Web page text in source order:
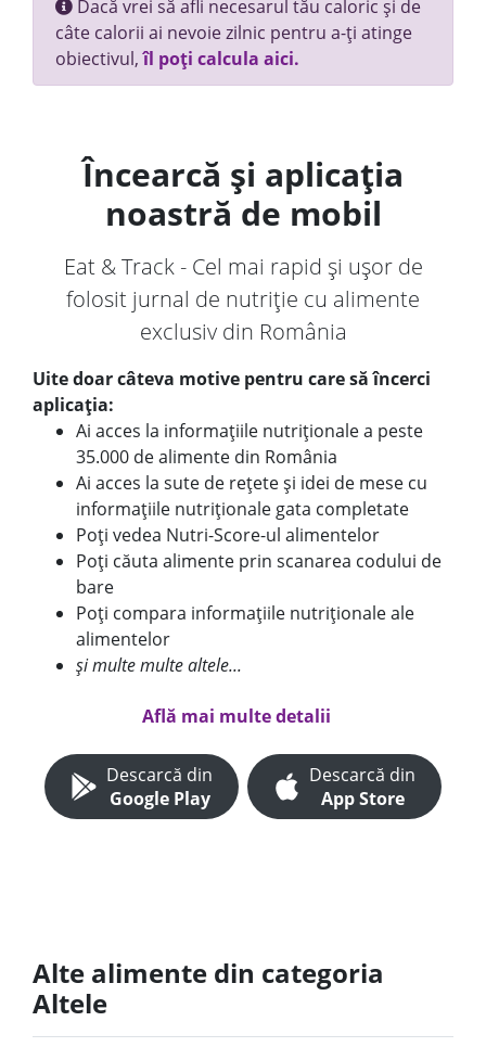
Dacă vrei să afli necesarul tău caloric și de
câte calorii ai nevoie zilnic pentru a-ți atinge
obiectivul,îl poți calcula aici.
Încearcă și aplicația
noastră de mobil
Eat & Track - Cel mai rapid și ușor de
folosit jurnal de nutriție cu alimente
exclusiv din România
Uite doar câteva motive pentru care să încerci
aplicația:
Ai acces la informațiile nutriționale a peste
35.000 de alimente din România
Ai acces la sute de rețete și idei de mese cu
informațiile nutriționale gata completate
Poți vedea Nutri-Score-ul alimentelor
Poți căuta alimente prin scanarea codului de
bare
Poți compara informațiile nutriționale ale
alimentelor
și multe multe altele...
Află mai multe detalii
Descarcă din
Google Play
Descarcă din
App Store
Alte alimente din categoria
Altele